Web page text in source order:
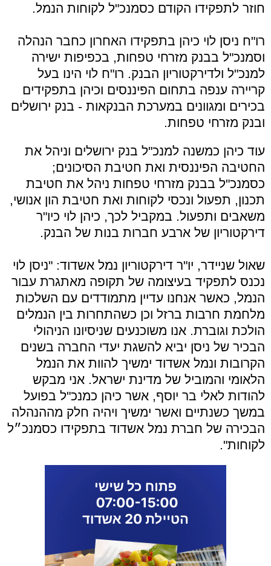
חוזר לתפקידו הקודם כסמנכ"ל לקוחות הנמל.
רו"ח ניסן לוי כיהן בתפקידו האחרון כחבר הנהלה
וסמנכ"ל בבנק מזרחי טפחות, בכפיפות ישירה
למנכ"ל ולדירקטוריון הבנק. רו"ח לוי הינו בעל
קריירה ענפה בתחום הפיננסים וכיהן בתפקידים
בכירים ומגוונים במערכת הבנקאות - בנק ירושלים
ובנק מזרחי טפחות.
עוד כיהן כמשנה למנכ"ל בנק ירושלים וניהל את
החטיבה הפיננסית ואת חטיבת הסיכונים;
כסמנכ"ל בבנק מזרחי טפחות ניהל את חטיבת
תכנון, תפעול ונכסי לקוחות ואת חטיבת הון אנושי,
משאבים ותפעול. במקביל לכך, כיהן לוי כיו"ר
דירקטוריון של ארבע חברות בנות של הבנק.
שאול שניידר, יו"ר דירקטוריון נמל אשדוד: "ניסן לוי
נכנס לתפקיד בעיצומה של תקופה מאתגרת עבור
הנמל, כאשר אנחנו עדיין מתמודדים עם השלכות
מלחמת חרבות ברזל וכן כשהתחרות בין הנמלים
הולכת וגוברת. אנו משוכנעים שניסיונו הניהולי
הבכיר של ניסן יביא להשגת יעדי החברה בשנים
הקרובות ונמל אשדוד ימשיך להוות את הנמל
הלאומי והמוביל של מדינת ישראל. אני מבקש
להודות לאלי בר יוסף, אשר כיהן כמנכ"ל בפועל
במשך כשנתיים ואשר ימשיך ויהיה חלק מההנהלה
הבכירה של חברת נמל אשדוד בתפקידו כסמנכ״ל
לקוחות".